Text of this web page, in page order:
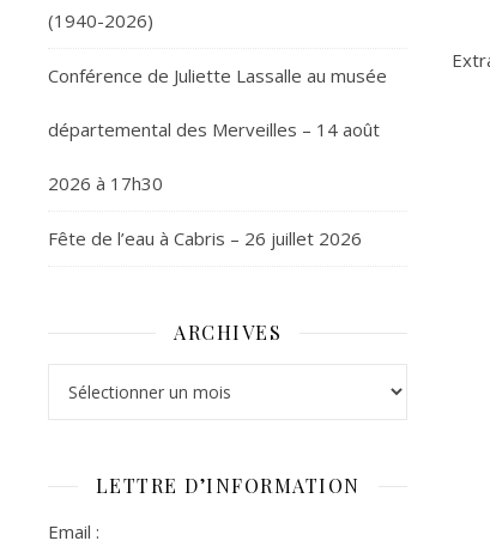
(1940-2026)
Conférence de Juliette Lassalle au musée
départemental des Merveilles – 14 août
2026 à 17h30
Fête de l’eau à Cabris – 26 juillet 2026
ARCHIVES
LETTRE D’INFORMATION
Email :